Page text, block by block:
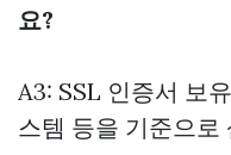
요?
A3: SSL 인증서 보
스템 등을 기준으로